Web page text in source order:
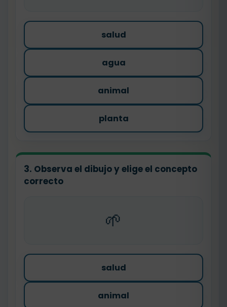
salud
agua
animal
planta
3. Observa el dibujo y elige el concepto
correcto
🌱
salud
animal